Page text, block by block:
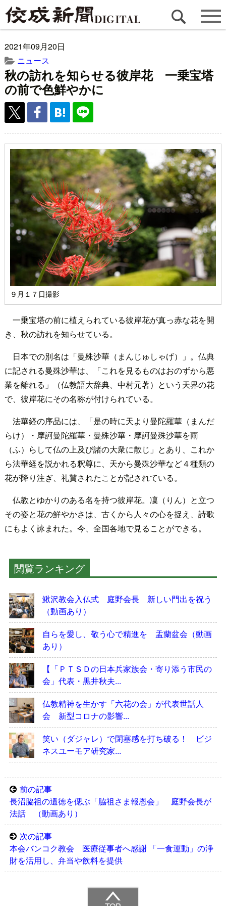
2021年09月20日
ニュース
秋の訪れを知らせる彼岸花 一乗宝塔
の前で色鮮やかに
９月１７日撮影
一乗宝塔の前に植えられている彼岸花が真っ赤な花を開
き、秋の訪れを知らせている。
日本での別名は「曼殊沙華（まんじゅしゃげ）」。仏典
に記される曼殊沙華は、「これを見るものはおのずから悪
業を離れる」（仏教語大辞典、中村元著）という天界の花
で、彼岸花にその名称が付けられている。
法華経の序品には、「是の時に天より曼陀羅華（まんだ
らけ）・摩訶曼陀羅華・曼殊沙華・摩訶曼殊沙華を雨
（ふ）らして仏の上及び諸の大衆に散じ」とあり、これか
ら法華経を説かれる釈尊に、天から曼殊沙華など４種類の
花が降り注ぎ、礼賛されたことが記されている。
仏教とゆかりのある名を持つ彼岸花。凜（りん）と立つ
その姿と花の鮮やかさは、古くから人々の心を捉え、詩歌
にもよく詠まれた。今、全国各地で見ることができる。
閲覧ランキング
鰍沢教会入仏式 庭野会長 新しい門出を祝う
（動画あり）
自らを愛し、敬う心で精進を 盂蘭盆会（動画
あり）
【「ＰＴＳＤの日本兵家族会・寄り添う市民の
会」代表・黒井秋夫...
仏教精神を生かす「六花の会」が代表世話人
会 新型コロナの影響...
笑い（ダジャレ）で閉塞感を打ち破る！ ビジ
ネスユーモア研究家...
前の記事
長沼脇祖の遺徳を偲ぶ「脇祖さま報恩会」 庭野会長が
法話 （動画あり）
次の記事
本会バンコク教会 医療従事者へ感謝 「一食運動」の浄
財を活用し、弁当や飲料を提供